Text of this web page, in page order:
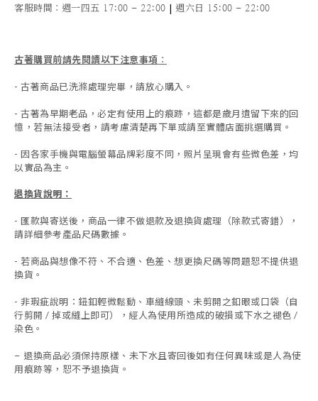
客服時間 ：週一四五 17:00 - 22:00 | 週六日 15:00 - 22:00
古著購買前請先閱讀以下注意事項 ：
- 古著商品已洗滌處理完畢，請放心購入。
- 古著為早期老品，必定有使用上的痕跡，這都是歲月遺留下來的回
憶，若無法接受者，請考慮清楚再下單或請至實體店面挑選購買。
- 因各家手機與電腦螢幕品牌彩度不同，照片呈現會有些微色差，均
以實品為主。
退換貨說明：
- 匯款與寄送後，商品一律不做退款及退換貨處理（除款式寄錯），
請詳細參考產品尺碼數據 。
- 若商品與想像不符、不合適、色差、想更換尺碼等問題恕不提供退
換貨。
- 非瑕疵說明：鈕釦輕微鬆動、車縫線頭、未剪開之釦眼或口袋（自
行剪開 / 掉或縫上即可），經人為使用所造成的破損或下水之褪色 /
染色。
- 退換商品必須保持原樣、未下水且寄回後如有任何異味或是人為使
用痕跡等 ， 恕不予退換貨。